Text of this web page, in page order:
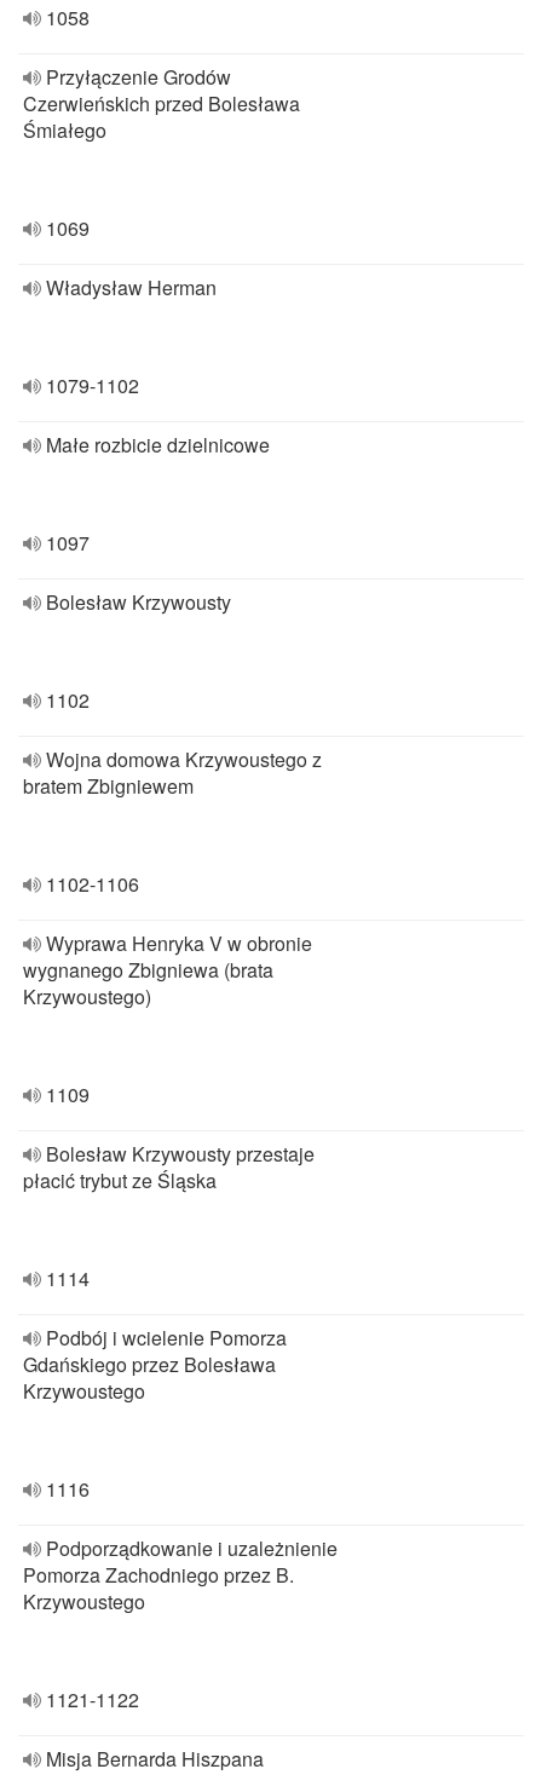
1058
Przyłączenie Grodów
Czerwieńskich przed Bolesława
Śmiałego
1069
Władysław Herman
1079-1102
Małe rozbicie dzielnicowe
1097
Bolesław Krzywousty
1102
Wojna domowa Krzywoustego z
bratem Zbigniewem
1102-1106
Wyprawa Henryka V w obronie
wygnanego Zbigniewa (brata
Krzywoustego)
1109
Bolesław Krzywousty przestaje
płacić trybut ze Śląska
1114
Podbój i wcielenie Pomorza
Gdańskiego przez Bolesława
Krzywoustego
1116
Podporządkowanie i uzależnienie
Pomorza Zachodniego przez B.
Krzywoustego
1121-1122
Misja Bernarda Hiszpana